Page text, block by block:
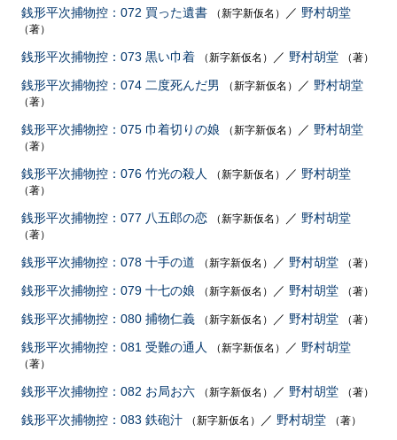
銭形平次捕物控：072 買った遺書 （新字新仮名） ／ 野村胡堂
（著）
銭形平次捕物控：073 黒い巾着 （新字新仮名） ／ 野村胡堂 （著）
銭形平次捕物控：074 二度死んだ男 （新字新仮名） ／ 野村胡堂
（著）
銭形平次捕物控：075 巾着切りの娘 （新字新仮名） ／ 野村胡堂
（著）
銭形平次捕物控：076 竹光の殺人 （新字新仮名） ／ 野村胡堂
（著）
銭形平次捕物控：077 八五郎の恋 （新字新仮名） ／ 野村胡堂
（著）
銭形平次捕物控：078 十手の道 （新字新仮名） ／ 野村胡堂 （著）
銭形平次捕物控：079 十七の娘 （新字新仮名） ／ 野村胡堂 （著）
銭形平次捕物控：080 捕物仁義 （新字新仮名） ／ 野村胡堂 （著）
銭形平次捕物控：081 受難の通人 （新字新仮名） ／ 野村胡堂
（著）
銭形平次捕物控：082 お局お六 （新字新仮名） ／ 野村胡堂 （著）
銭形平次捕物控：083 鉄砲汁 （新字新仮名） ／ 野村胡堂 （著）